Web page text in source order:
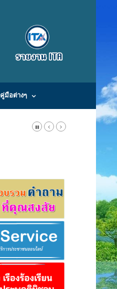
คู่มือต่างๆ